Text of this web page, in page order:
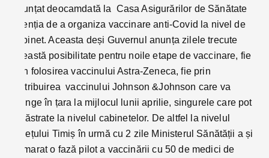
anunțat deocamdată la Casa Asigurărilor de Sănătate
intenția de a organiza vaccinare anti-Covid la nivel de
cabinet. Aceasta deși Guvernul anunța zilele trecute
această posibilitate pentru noile etape de vaccinare, fie
prin folosirea vaccinului Astra-Zeneca, fie prin
distribuirea vaccinului Johnson &Johnson care va
ajunge în țara la mijlocul lunii aprilie, singurele care pot
fi păstrate la nivelul cabinetelor. De altfel la nivelul
județului Timiș în urmă cu 2 zile Ministerul Sănătății a și
demarat o fază pilot a vaccinării cu 50 de medici de